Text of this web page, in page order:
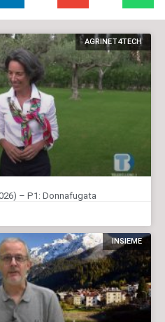
AGRINET4TECH
– P1: Donnafugata
INSIEME